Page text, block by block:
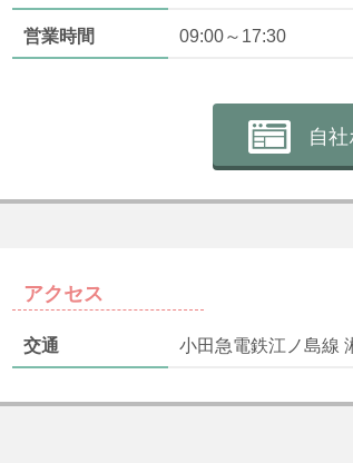
営業時間 09:00～17:30
自
アクセス
交通 小田急電鉄江ノ島線